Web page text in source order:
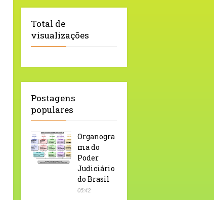
Total de
visualizações
Postagens
populares
Organogra
ma do
Poder
Judiciário
do Brasil
05:42